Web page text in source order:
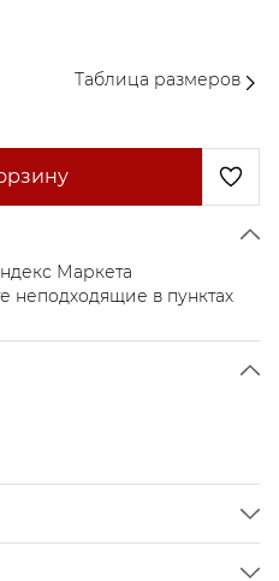
Таблица размеров
Маркета
неподходящие в пунктах
кантом.